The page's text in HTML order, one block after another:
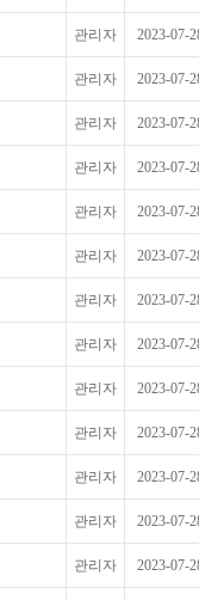
관리자 2023-07-
관리자 2023-07-
관리자 2023-07-
관리자 2023-07-
관리자 2023-07-
관리자 2023-07-
관리자 2023-07-
관리자 2023-07-
관리자 2023-07-
관리자 2023-07-
관리자 2023-07-
관리자 2023-07-
관리자 2023-07-